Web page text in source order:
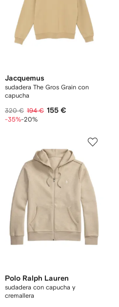
Jacquemus
sudadera The Gros Grain con
capucha
320 € 194 € 155 €
-35%-20%
Polo Ralph Lauren
sudadera con capucha y
cremallera